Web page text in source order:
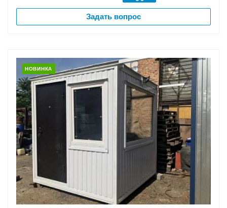
Задать вопрос
НОВИНКА